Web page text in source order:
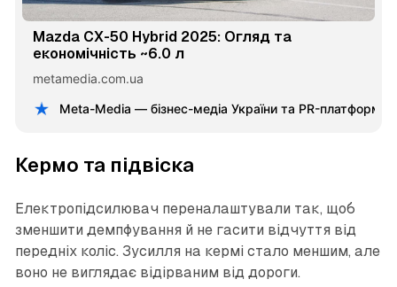
Mazda CX-50 Hybrid 2025: Огляд та
економічність ~6.0 л
metamedia.com.ua
Meta-Media — бізнес-медіа України та PR-платформа
Кермо та підвіска
Електропідсилювач переналаштували так, щоб
зменшити демпфування й не гасити відчуття від
передніх коліс. Зусилля на кермі стало меншим, але
воно не виглядає відірваним від дороги.